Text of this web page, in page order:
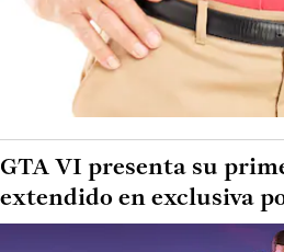
GTA VI presenta su
extendido en exclusiva